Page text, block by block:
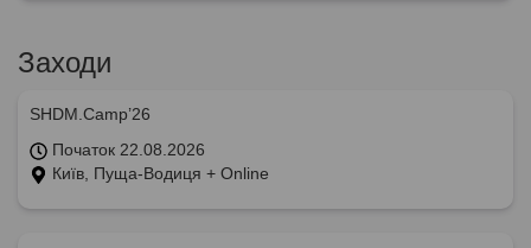
Заходи
SHDM.Camp’26
Початок 22.08.2026
Київ, Пуща-Водиця + Online